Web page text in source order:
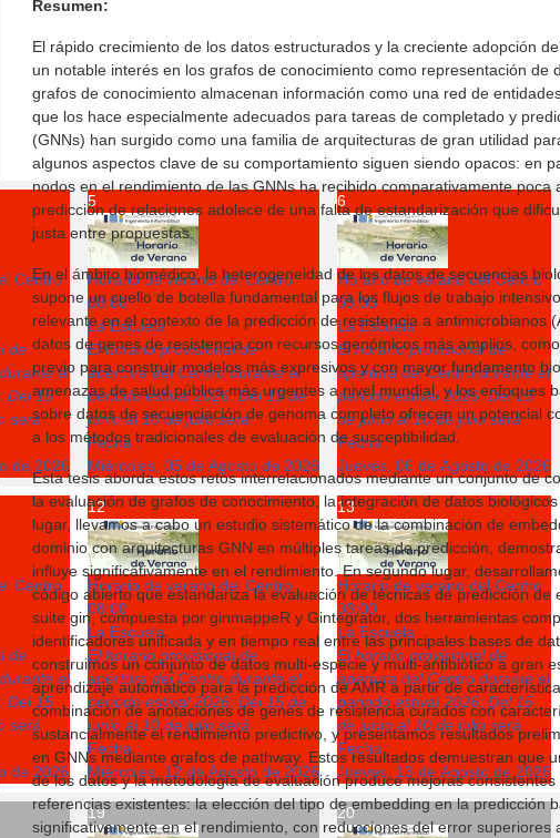
Centro
de
el
Del 15
será
de 2026
5
Horario de verano del Centro
08:00
La Escuela
El horario provisional de
apertura del Centro durante el
periodo estival 2026: Del 15 de
junio al 10 de julio será
Fecha :
Miércoles, 05 de Agosto de 2026
6
Horario de verano del Centro
08:00
La Escuela
El horario provisional de
apertura del Centro durante el
periodo estival 2026: Del 15
de junio al 10 de julio será
Fecha :
Jueves, 06 de Agosto de 2026
Centro
de
el
Del 15
será
de 2026
12
Horario de verano del Centro
08:00
La Escuela
El horario provisional de
apertura del Centro durante el
periodo estival 2026: Del 15 de
junio al 10 de julio será
Fecha :
Miércoles, 12 de Agosto de 2026
13
Horario de verano del Centro
08:00
La Escuela
El horario provisional de
apertura del Centro durante el
periodo estival 2026: Del 15
de junio al 10 de julio será
Fecha :
Jueves, 13 de Agosto de 2026
19 20
Resumen:
El rápido crecimiento de los datos estructurados y la creciente adopción
un notable interés en los grafos de conocimiento como representación de
grafos de conocimiento almacenan información como una red de
que los hace especialmente adecuados para tareas de completado y
(GNNs) han surgido como una familia de arquitecturas de gran utilidad
algunos aspectos clave de su comportamiento siguen siendo opacos: en
nodos en el rendimiento de las GNNs ha recibido comparativamente
predicción de relaciones adolece de una falta de estandarización que
justa entre propuestas.
En el ámbito biomédico, la heterogeneidad de los datos de secuencias
supone un cuello de botella fundamental para los flujos de trabajo
relevante en el contexto de la predicción de resistencia a antimicrobianos
datos de genes de resistencia con recursos genómicos más amplios,
previo para construir modelos más expresivos y con mayor fundamento
amenazas de salud pública más urgentes a nivel mundial, y los enfoques
sobre datos de secuenciación de genoma completo ofrecen un potencial
a los métodos tradicionales de evaluación de susceptibilidad.
Esta tesis aborda estos retos interrelacionados mediante un conjunto de
la evaluación de grafos de conocimiento, la integración de datos
lugar, llevamos a cabo un estudio sistemático de la combinación de
dominio con arquitecturas GNN en múltiples tareas de predicción,
influye significativamente en el rendimiento. En segundo lugar,
código abierto que estandariza la evaluación de técnicas de predicción de
suite gin, compuesta por ginmappeR y Gintegrator, dos herramientas
identificadores unificada y en tiempo real entre las principales bases de
construimos un conjunto de datos multi-especie y multi-antibiótico a gran
aprendizaje automático para la predicción de AMR a partir de
combinación de anotaciones de genes de resistencia curados con
sustancialmente el rendimiento predictivo, y presentamos resultados
en GNNs mediante grafos de pathway. Estos resultados demuestran que
de los datos y la metodología de evaluación produce mejoras
referencias existentes: la elección del tipo de embedding en la predicción
significativamente en el rendimiento, con reducciones del error superiores